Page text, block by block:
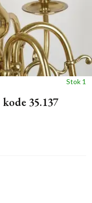
Stok 1
35.137